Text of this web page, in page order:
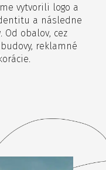
vytvorili logo a
a následne
obalov, cez
reklamné